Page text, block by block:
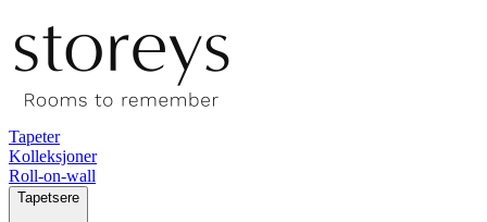
Tapeter
Kolleksjoner
Roll-on-wall
Tapetsere